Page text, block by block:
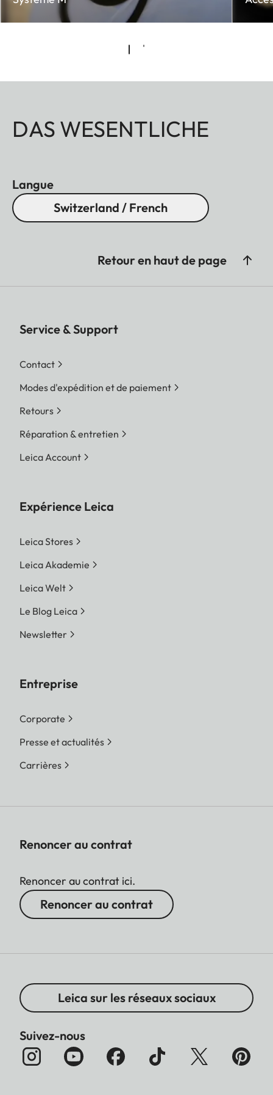
DAS WESENTLICHE
Langue
Switzerland / French
Retour en haut de page
Service & Support
Contact
Modes d'expédition et de paiement
Retours
Réparation & entretien
Leica Account
Expérience Leica
Leica Stores
Leica Akademie
Leica Welt
Le Blog Leica
Newsletter
Entreprise
Corporate
Presse et actualités
Carrières
Renoncer au contrat
Renoncer au contrat ici.
Renoncer au contrat
Leica sur les réseaux sociaux
Suivez-nous